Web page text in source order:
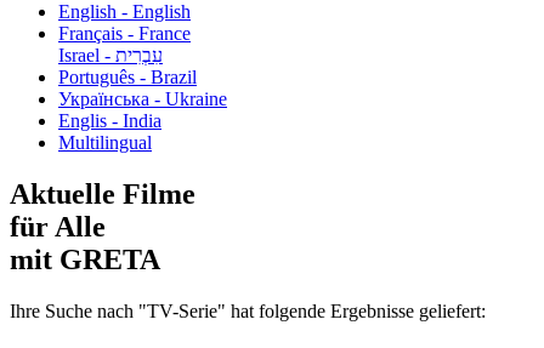
English - English
Français - France
עִבְרִית - Israel
Português - Brazil
Українська - Ukraine
Englis - India
Multilingual
Aktuelle Filme
für Alle
mit GRETA
Ihre Suche nach "TV-Serie" hat folgende Ergebnisse geliefert: